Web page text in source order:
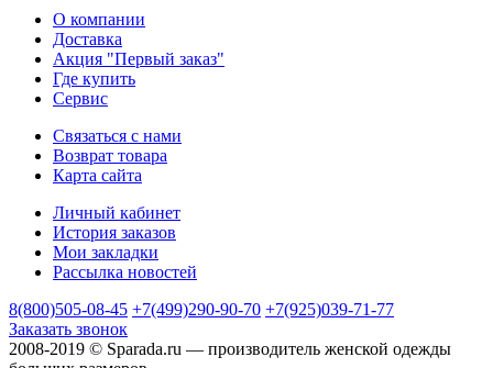
О компании
Доставка
Акция "Первый заказ"
Где купить
Сервис
Связаться с нами
Возврат товара
Карта сайта
Личный кабинет
История заказов
Мои закладки
Рассылка новостей
8(800)505-08-45 +7(499)290-90-70 +7(925)039-71-77
Заказать звонок
2008-2019 © Sparada.ru — производитель женской одежды